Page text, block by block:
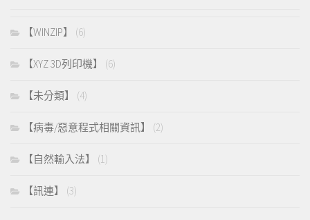
【WINZIP】 (6)
【XYZ 3D列印機】 (6)
【未分類】 (4)
【病毒/惡意程式相關資訊】 (2)
【自然輸入法】 (1)
【訊連】 (3)